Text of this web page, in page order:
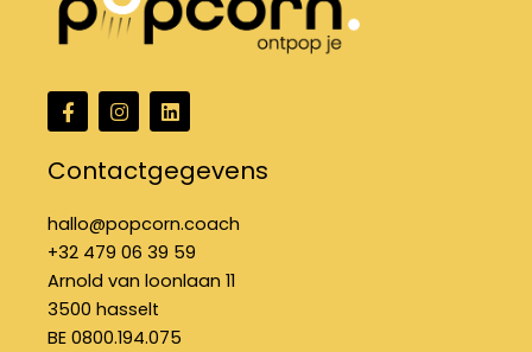
F
a
c
e
b
o
k
-
f
I
n
s
t
a
r
a
m
L
i
n
k
e
i
n
Contactgegevens
hallo@popcorn.coach
+32 479 06 39 59
Arnold van loonlaan 11
3500 hasselt
BE 0800.194.075